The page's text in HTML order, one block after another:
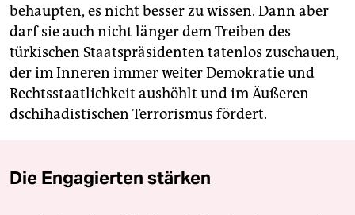
behaupten, es nicht besser zu wissen. Dann aber
darf sie auch nicht länger dem Treiben des
türkischen Staatspräsidenten tatenlos zuschauen,
der im Inneren immer weiter Demokratie und
Rechtsstaatlichkeit aushöhlt und im Äußeren
dschihadistischen Terrorismus fördert.
Die Engagierten stärken